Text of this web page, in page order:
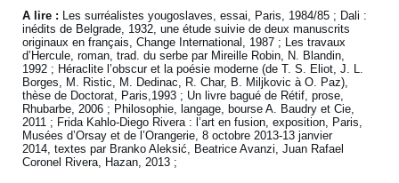
A lire : Les surréalistes yougoslaves, essai, Paris, 1984/85 ; Dali :
inédits de Belgrade, 1932, une étude suivie de deux manuscrits
originaux en français, Change International, 1987 ; Les travaux
d’Hercule, roman, trad. du serbe par Mireille Robin, N. Blandin,
1992 ; Héraclite l’obscur et la poésie moderne (de T. S. Eliot, J. L.
Borges, M. Ristic, M. Dedinac, R. Char, B. Miljkovic à O. Paz),
thèse de Doctorat, Paris,1993 ; Un livre bagué de Rétif, prose,
Rhubarbe, 2006 ; Philosophie, langage, bourse A. Baudry et Cie,
2011 ; Frida Kahlo-Diego Rivera : l’art en fusion, exposition, Paris,
Musées d’Orsay et de l’Orangerie, 8 octobre 2013-13 janvier
2014, textes par Branko Aleksić, Beatrice Avanzi, Juan Rafael
Coronel Rivera, Hazan, 2013 ;